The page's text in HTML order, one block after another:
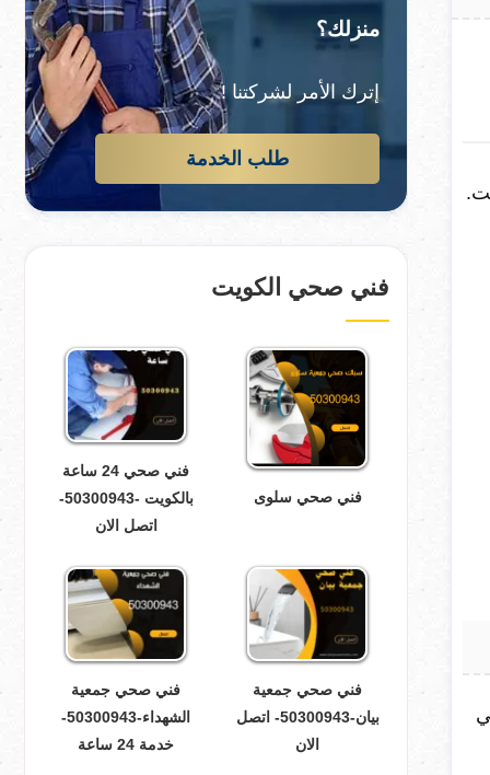
منزلك؟
إترك الأمر لشركتنا !
طلب الخدمة
فني صحي الكويت
فني صحي سلوى
فني صحي 24 ساعة
بالكويت -50300943-
اتصل الان
فني صحي جمعية
بيان-50300943- اتصل
الان
فني صحي جمعية
الشهداء-50300943-
خدمة 24 ساعة